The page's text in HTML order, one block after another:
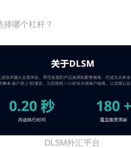
择哪个杠杆？
DLSM外汇平台